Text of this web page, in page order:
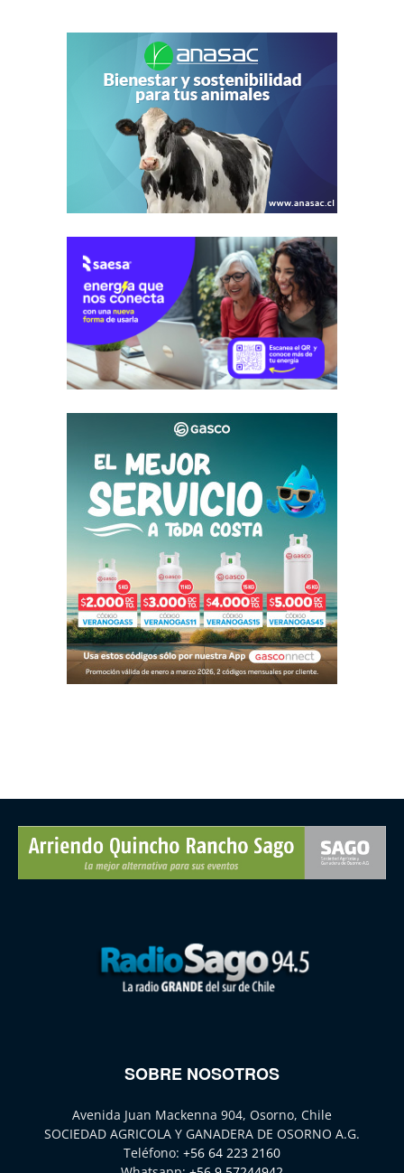
SOBRE NOSOTROS
Avenida Juan Mackenna 904, Osorno, Chile
SOCIEDAD AGRICOLA Y GANADERA DE OSORNO A.G.
Teléfono: +56 64 223 2160